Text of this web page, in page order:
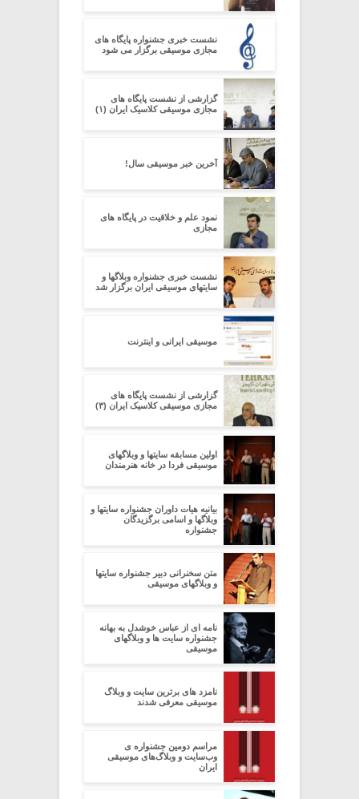
نشست خبری جشنواره پایگاه های
مجازی موسیقی برگزار می شود
گزارشی از نشست پایگاه های
مجازی موسیقی کلاسیک ایران (۱)
آخرین خبر موسیقی سال!
نمود علم و خلاقیت در پایگاه های
مجازی
نشست خبری جشنواره وبلاگها و
سایتهای موسیقی ایران برگزار شد
موسیقی ایرانی و اینترنت
گزارشی از نشست پایگاه های
مجازی موسیقی کلاسیک ایران (۳)
اولین مسابقه سایتها و وبلاگهای
موسیقی فردا در خانه هنرمندان
بیانیه هیات داوران جشنواره سایتها و
وبلاگها و اسامی برگزیدگان
جشنواره
متن سخنرانی دبیر جشنواره سایتها
و وبلاگهای موسیقی
نامه ای از عباس خوشدل به بهانه
جشنواره سایت ها و وبلاگهای
موسیقی
نامزد های برترین سایت و وبلاگ
موسیقی معرفی شدند
مراسم دومین جشنواره ی
وب‌سایت و وبلاگ‌های موسیقی
ایران